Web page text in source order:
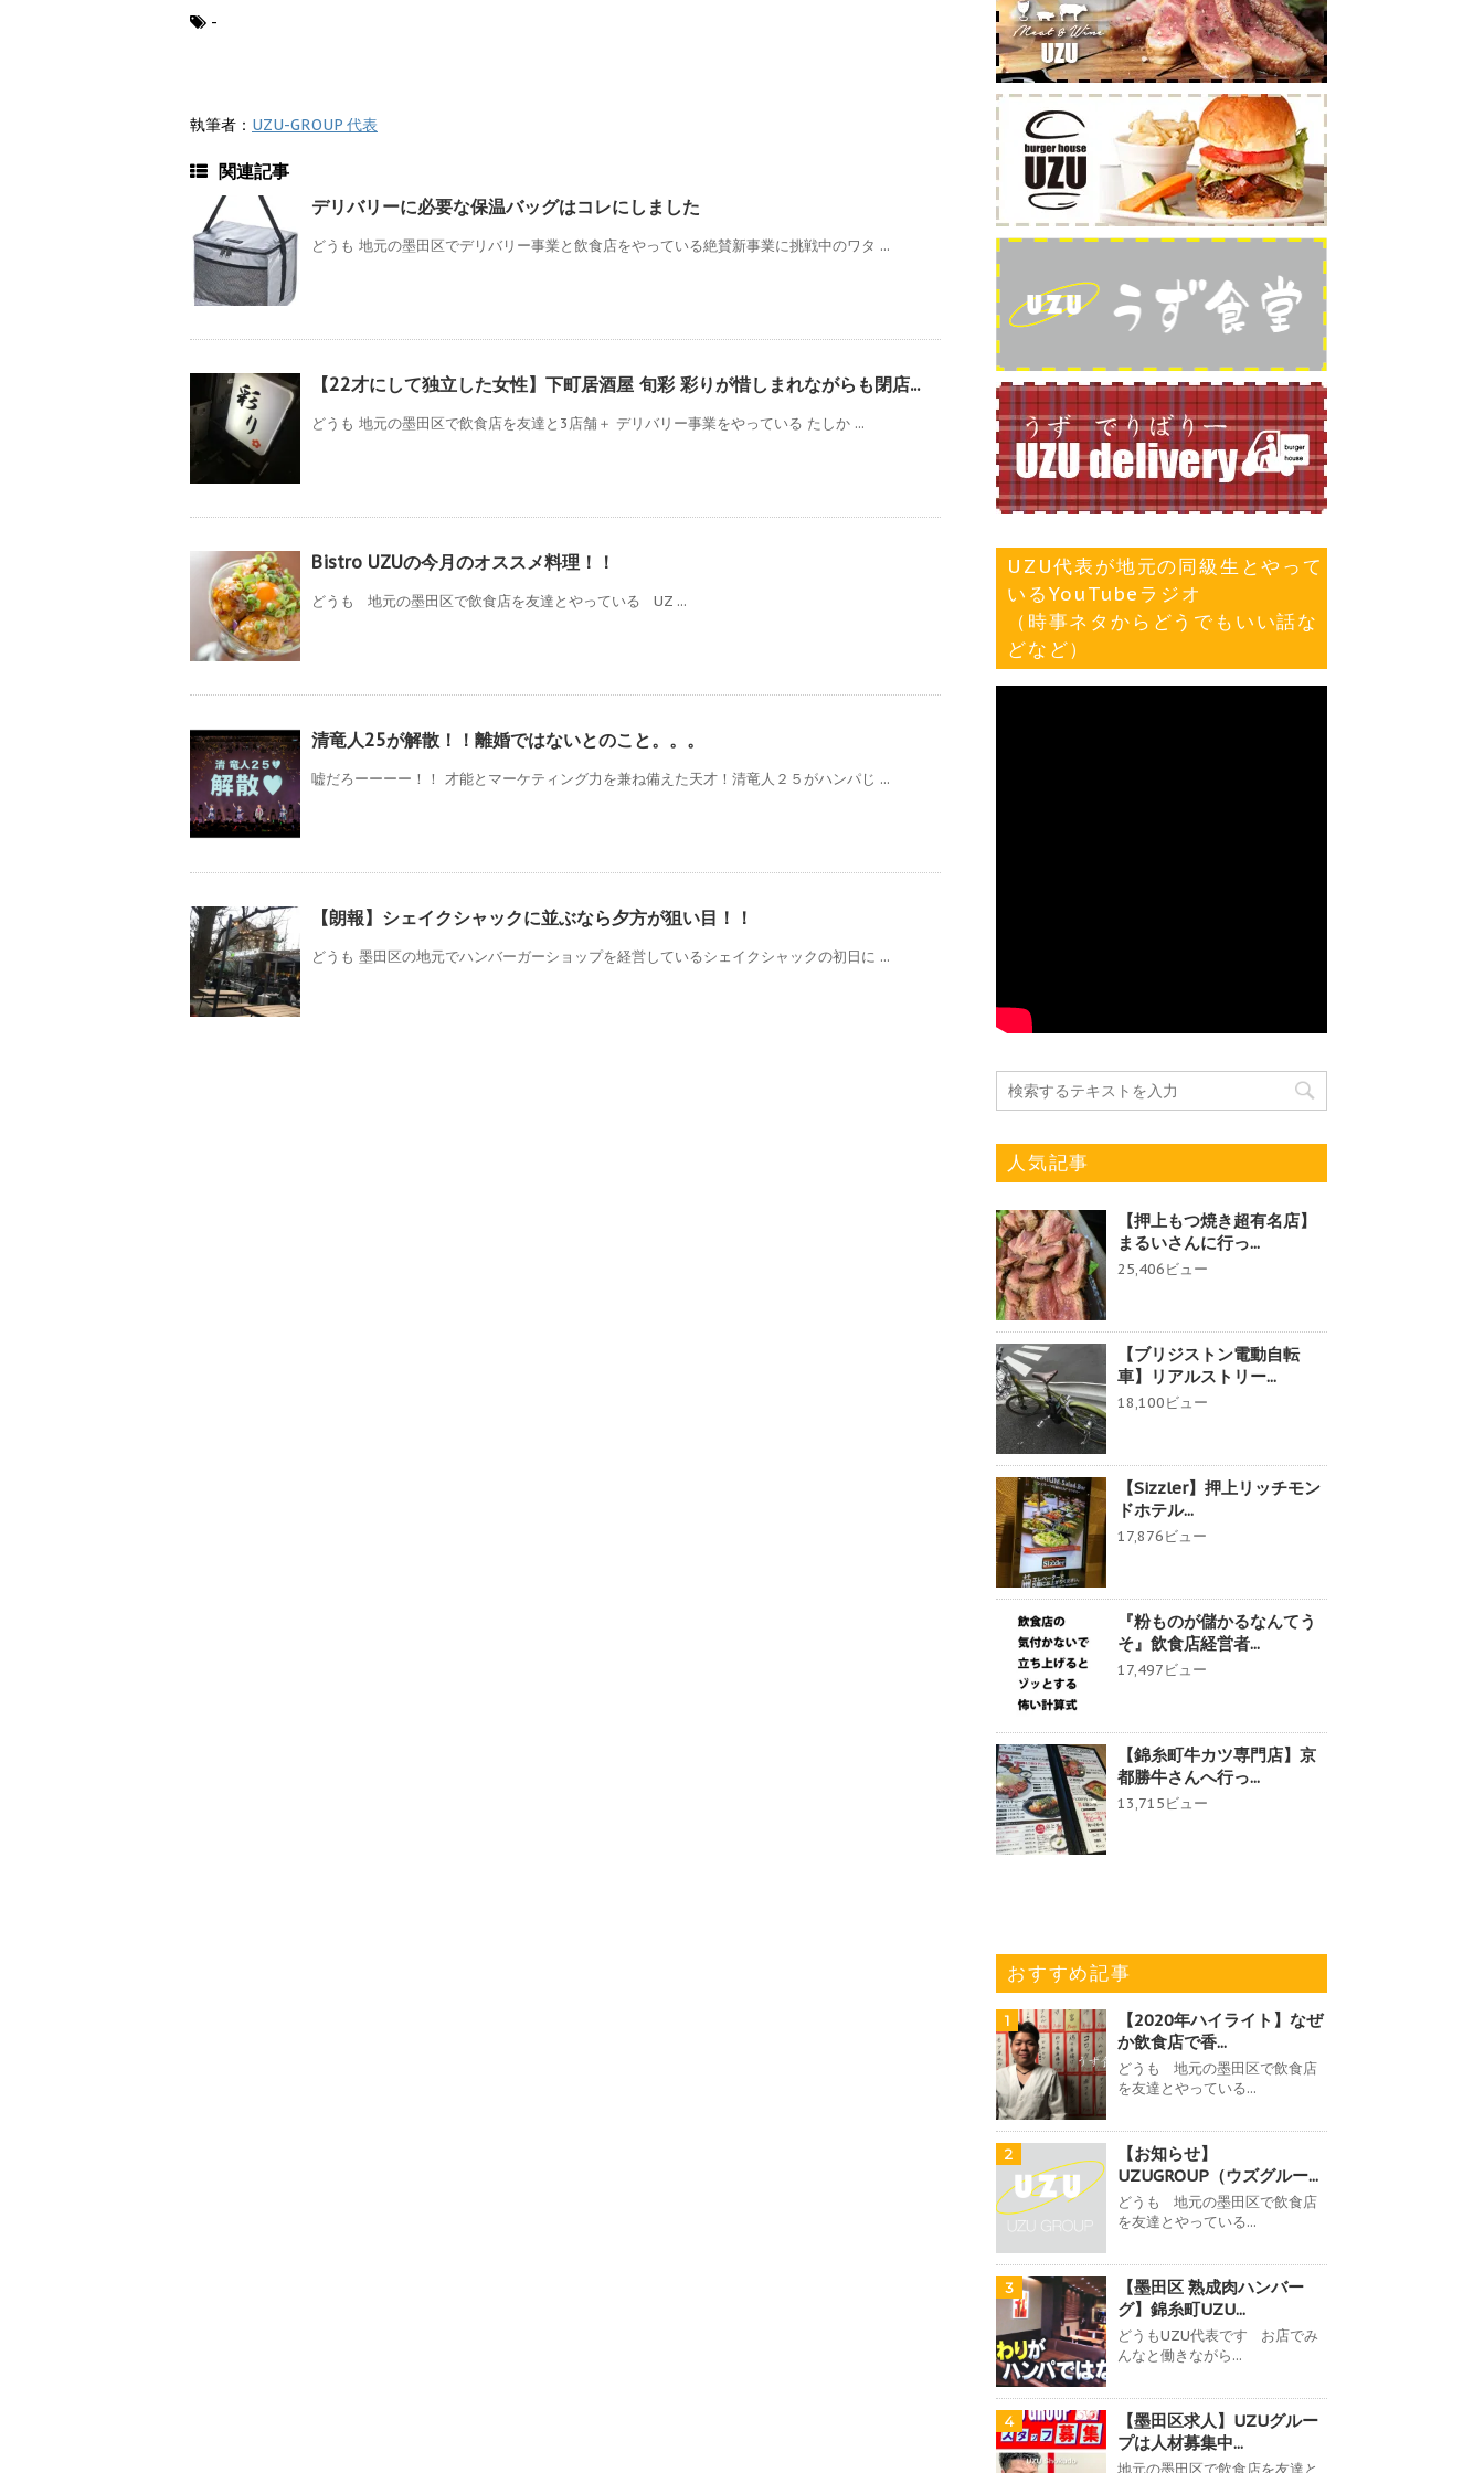
-
執筆者： UZU-GROUP 代表
関連記事
デリバリーに必要な保温バッグはコレにしました
どうも 地元の墨田区でデリバリー事業と飲食店をやっている絶賛新事業に挑戦中のワタ ...
【22才にして独立した女性】下町居酒屋 旬彩 彩りが惜しまれながらも閉店...
どうも 地元の墨田区で飲食店を友達と3店舗＋ デリバリー事業をやっている たしか ...
Bistro UZUの今月のオススメ料理！！
どうも 地元の墨田区で飲食店を友達とやっている UZ ...
清竜人25が解散！！離婚ではないとのこと。。。
嘘だろーーーー！！ 才能とマーケティング力を兼ね備えた天才！清竜人２５がハンパじ ...
【朗報】シェイクシャックに並ぶなら夕方が狙い目！！
どうも 墨田区の地元でハンバーガーショップを経営しているシェイクシャックの初日に ...
UZU代表が地元の同級生とやって
いるYouTubeラジオ
（時事ネタからどうでもいい話な
どなど）
人気記事
【押上もつ焼き超有名店】
まるいさんに行っ...
25,406ビュー
【ブリジストン電動自転
車】リアルストリー...
18,100ビュー
【Sizzler】押上リッチモン
ドホテル...
17,876ビュー
『粉ものが儲かるなんてう
そ』飲食店経営者...
17,497ビュー
【錦糸町牛カツ専門店】京
都勝牛さんへ行っ...
13,715ビュー
おすすめ記事
1
【2020年ハイライト】なぜ
か飲食店で香...
どうも 地元の墨田区で飲食店
を友達とやっている...
2
【お知らせ】
UZUGROUP（ウズグルー...
どうも 地元の墨田区で飲食店
を友達とやっている...
3
【墨田区 熟成肉ハンバー
グ】錦糸町UZU...
どうもUZU代表です お店でみ
んなと働きながら...
4
【墨田区求人】UZUグルー
プは人材募集中...
地元の墨田区で飲食店を友達と